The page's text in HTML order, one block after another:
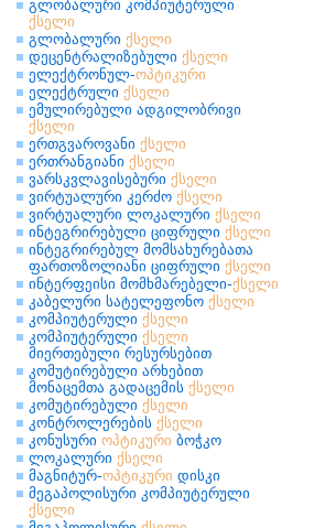
გლობალური კომპიუტერული
ქსელი
გლობალური ქსელი
დეცენტრალიზებული ქსელი
ელექტრონულ-ოპტიკური
ელექტრული ქსელი
ემულირებული ადგილობრივი
ქსელი
ერთგვაროვანი ქსელი
ერთრანგიანი ქსელი
ვარსკვლავისებური ქსელი
ვირტუალური კერძო ქსელი
ვირტუალური ლოკალური ქსელი
ინტეგრირებული ციფრული ქსელი
ინტეგრირებულ მომსახურებათა
ფართოზოლიანი ციფრული ქსელი
ინტერფეისი მომხმარებელი-ქსელი
კაბელური სატელეფონო ქსელი
კომპიუტერული ქსელი
კომპიუტერული ქსელი
მიერთებული რესურსებით
კომუტირებული არხებით
მონაცემთა გადაცემის ქსელი
კომუტირებული ქსელი
კონტროლერების ქსელი
კონუსური ოპტიკური ბოჭკო
ლოკალური ქსელი
მაგნიტურ-ოპტიკური დისკი
მეგაპოლისური კომპიუტერული
ქსელი